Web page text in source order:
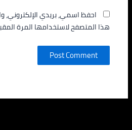
احفظ اسمي، بريدي الإلكتروني،
هذا المتصفح لاستخدامها المرة